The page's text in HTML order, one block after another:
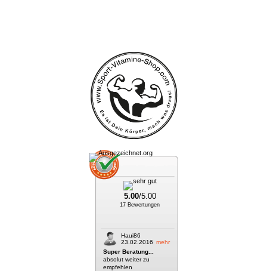
5.00/5.00
17 Bewertungen
Haui86
23.02.2016 mehr
Super Beratung...
absolut weiter zu
empfehlen